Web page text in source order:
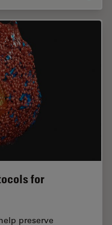
for
preserve